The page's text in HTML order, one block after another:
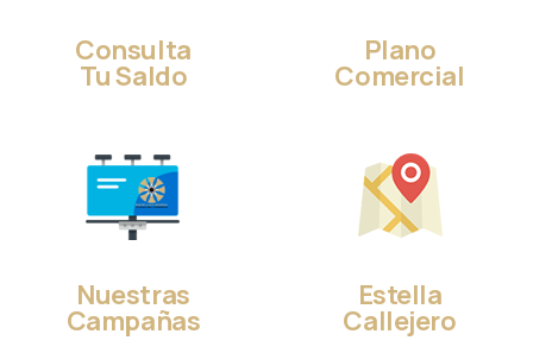
Consulta
Tu Saldo
Plano
Comercial
Nuestras
Campañas
Estella
Callejero